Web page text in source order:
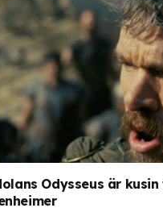
Odysseus är